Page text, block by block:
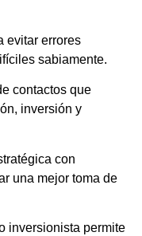
evitar errores
sabiamente.
contactos que
inversión y
con
una mejor toma de
inversionista permite